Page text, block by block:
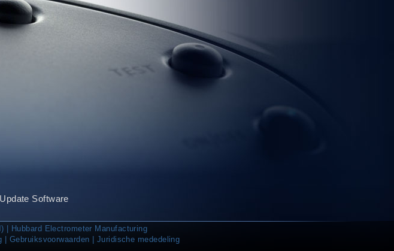
Update Software
| Hubbard Electrometer Manufacturing
Gebruiksvoorwaarden Juridische mededeling